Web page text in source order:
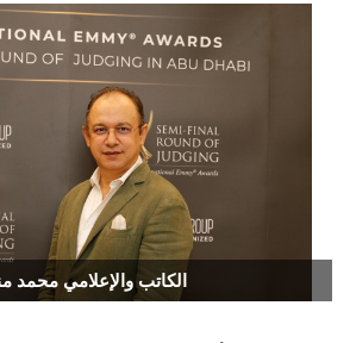
الكاتب والإعلامي محمد